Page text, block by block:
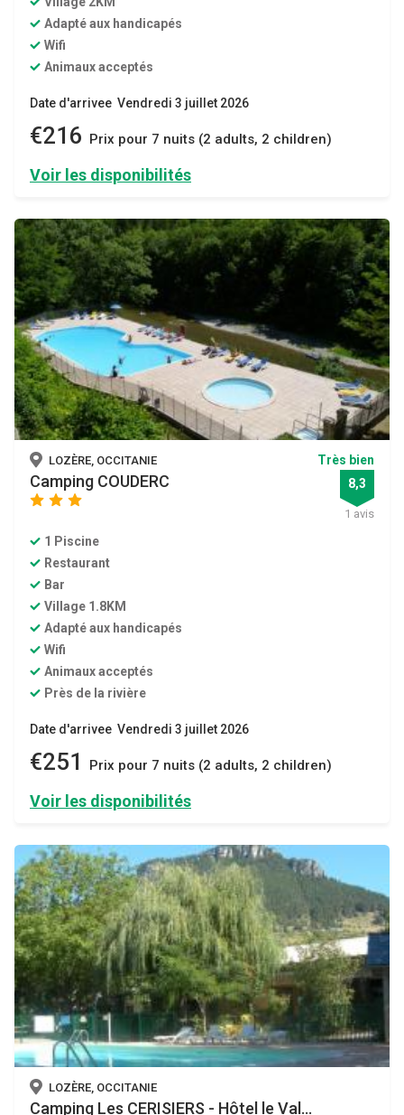
Adapté aux handicapés
Wifi
Animaux acceptés
Date d'arrivee Vendredi 3 juillet 2026
€216 Prix ​​pour 7 nuits (2 adults, 2 children)
Voir les disponibilités
LOZÈRE, OCCITANIE
Camping COUDERC
star star
Très bien
8,3
1 avis
1 Piscine
Restaurant
Bar
Village 1.8KM
Adapté aux handicapés
Wifi
Animaux acceptés
Près de la rivière
Date d'arrivee Vendredi 3 juillet 2026
€251 Prix ​​pour 7 nuits (2 adults, 2 children)
Voir les disponibilités
LOZÈRE, OCCITANIE
Camping Les CERISIERS - Hôtel le Val...